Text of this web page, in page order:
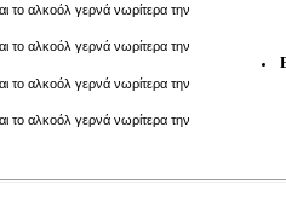
το αλκοόλ γερνά νωρίτερα την
το αλκοόλ γερνά νωρίτερα την
το αλκοόλ γερνά νωρίτερα την
το αλκοόλ γερνά νωρίτερα την